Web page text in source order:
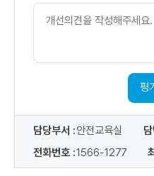
라. 동의거부 권리 및 불이익 내용
개
평
담당부서 :안전교육실
전화번호 :1566-1277